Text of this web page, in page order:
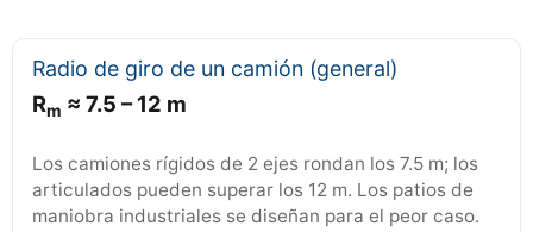
Radio de giro de un camión (general)
Rm ≈ 7.5 – 12 m
Los camiones rígidos de 2 ejes rondan los 7.5 m; los
articulados pueden superar los 12 m. Los patios de
maniobra industriales se diseñan para el peor caso.